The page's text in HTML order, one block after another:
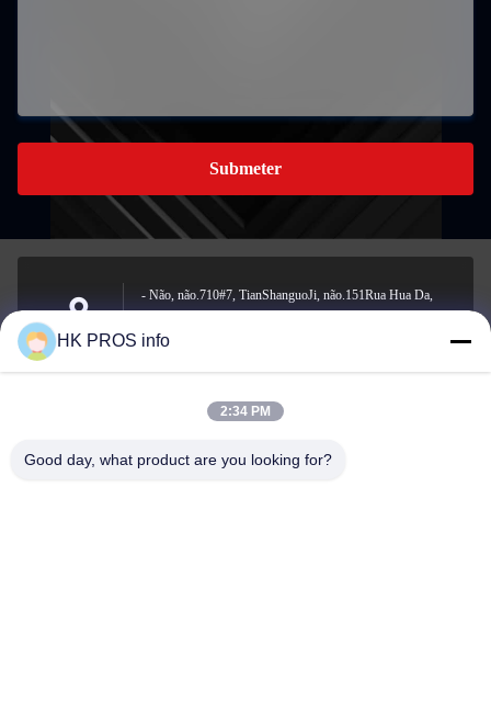
Submeter
Endereço
- Não, não.710#7, TianShanguoJi, não.151Rua Hua Da,
de Sanhe
E-mail
info@chppros.com
HK PROS info
2:34 PM
Good day, what product are you looking for?